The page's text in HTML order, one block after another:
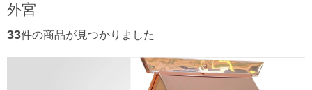
外宮
33件の商品が見つかりました